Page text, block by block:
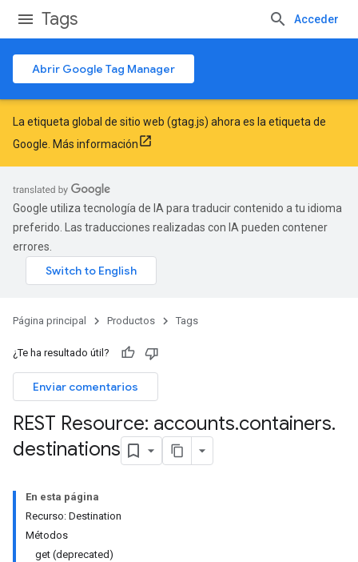
Tags Acceder
Abrir Google Tag Manager
La etiqueta global de sitio web (gtag.js) ahora es la etiqueta de
Google. Más información
Google utiliza tecnología de IA para traducir contenido a tu idioma
preferido. Las traducciones realizadas con IA pueden contener
errores.
Página principal Productos Tags
¿Te ha resultado útil?
Enviar comentarios
REST Resource: accounts.containers.
destinations
En esta página
Recurso: Destination
Métodos
get (deprecated)